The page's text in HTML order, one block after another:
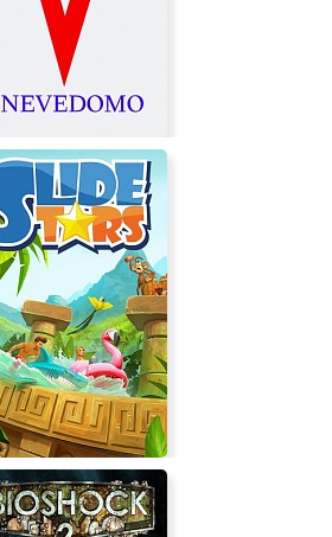
of Thieves